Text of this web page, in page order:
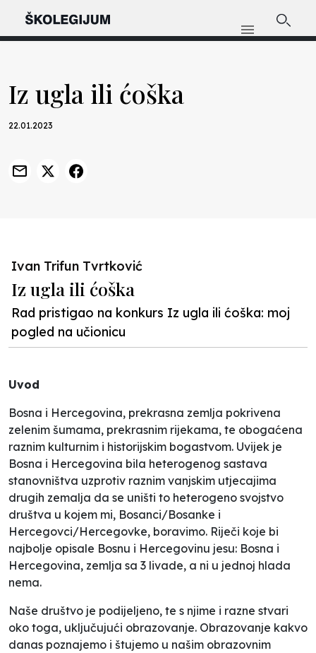
Iz ugla ili ćoška
22.01.2023
Ivan Trifun Tvrtković
Iz ugla ili ćoška
Rad pristigao na konkurs Iz ugla ili ćoška: moj
pogled na učionicu
Uvod
Bosna i Hercegovina, prekrasna zemlja pokrivena
zelenim šumama, prekrasnim rijekama, te obogaćena
raznim kulturnim i historijskim bogastvom. Uvijek je
Bosna i Hercegovina bila heterogenog sastava
stanovništva uzprotiv raznim vanjskim utjecajima
drugih zemalja da se uništi to heterogeno svojstvo
društva u kojem mi, Bosanci/Bosanke i
Hercegovci/Hercegovke, boravimo. Riječi koje bi
najbolje opisale Bosnu i Hercegovinu jesu: Bosna i
Hercegovina, zemlja sa 3 livade, a ni u jednoj hlada
nema.
Naše društvo je podijeljeno, te s njime i razne stvari
oko toga, uključujući obrazovanje. Obrazovanje kakvo
danas poznajemo i štujemo u našim obrazovnim